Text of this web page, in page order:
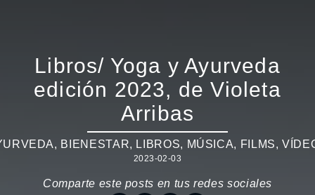
Libros/ Yoga y Ayurveda
edición 2023, de Violeta
Arribas
, BIENESTAR, LIBROS, MÚSICA, FILMS,
2023-02-03
Comparte este posts en tus redes sociales